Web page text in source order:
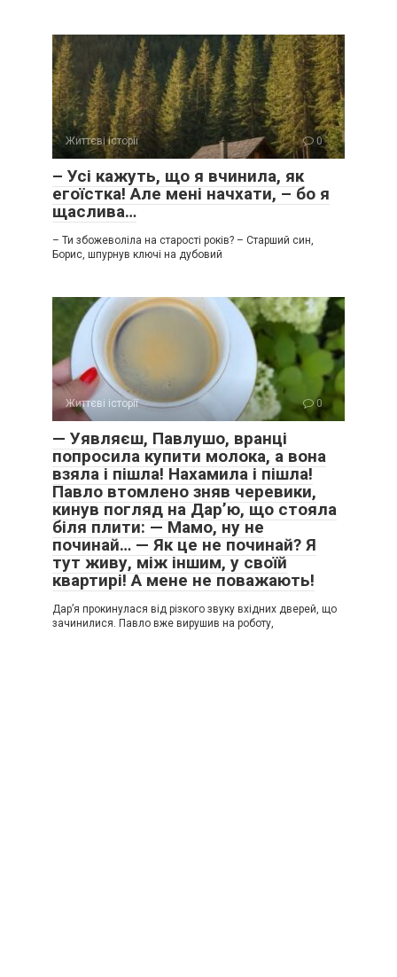
Життєві історії 0
– Усі кажуть, що я вчинила, як
егоїстка! Але мені начхати, – бо я
щаслива…
– Ти збожеволіла на старості років? – Старший син,
Борис, шпурнув ключі на дубовий
Життєві історії 0
— Уявляєш, Павлушо, вранці
попросила купити молока, а вона
взяла і пішла! Нахамила і пішла!
Павло втомлено зняв черевики,
кинув погляд на Дар’ю, що стояла
біля плити: — Мамо, ну не
починай… — Як це не починай? Я
тут живу, між іншим, у своїй
квартирі! А мене не поважають!
Дар’я прокинулася від різкого звуку вхідних дверей, що
зачинилися. Павло вже вирушив на роботу,